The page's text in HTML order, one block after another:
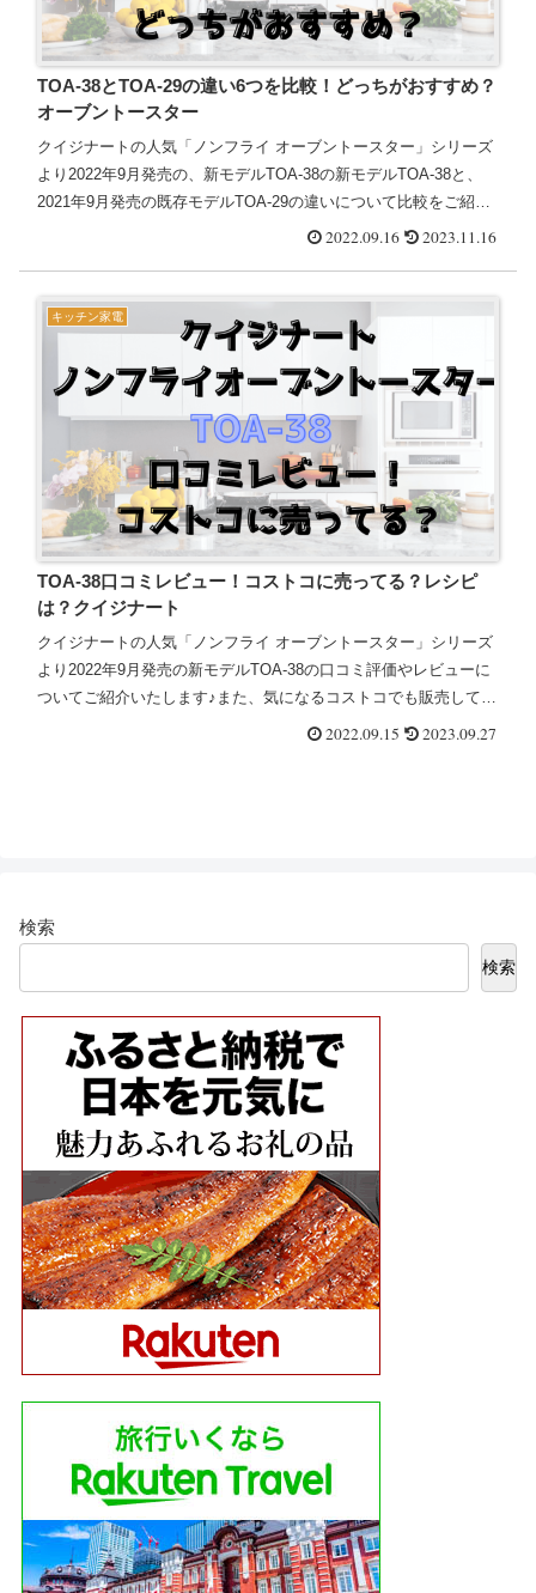
TOA-38とTOA-29の違い6つを比較！どっちがおすすめ？
オーブントースター
クイジナートの人気「ノンフライ オーブントースター」シリーズ
より2022年9月発売の、新モデルTOA-38の新モデルTOA-38と、
2021年9月発売の既存モデルTOA-29の違いについて比較をご紹介
2022.09.16 2023.11.16
キッチン家電
TOA-38口コミレビュー！コストコに売ってる？レシピ
は？クイジナート
クイジナートの人気「ノンフライ オーブントースター」シリーズ
より2022年9月発売の新モデルTOA-38の口コミ評価やレビューに
ついてご紹介いたします♪また、気になるコストコでも販売してい
るのか？どんなレシピはあるのか？についても調査しまし...
2022.09.15 2023.09.27
検索
検索